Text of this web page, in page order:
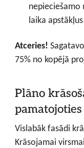
laika
Atceries!
75% no kopējā
Plāno
Vislabāk fasādi
Krāsojamai